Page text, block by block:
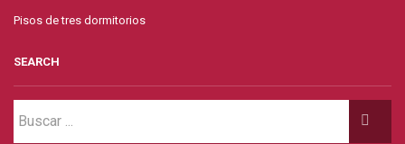
Pisos de tres dormitorios
SEARCH